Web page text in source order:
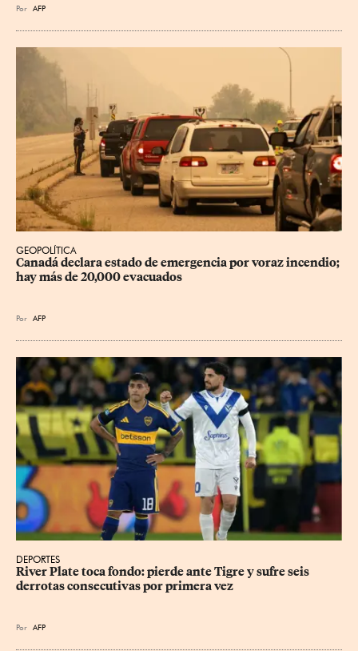
Por AFP
GEOPOLÍTICA
Canadá declara estado de emergencia por voraz incendio;
hay más de 20,000 evacuados
Por AFP
DEPORTES
River Plate toca fondo: pierde ante Tigre y sufre seis
derrotas consecutivas por primera vez
Por AFP